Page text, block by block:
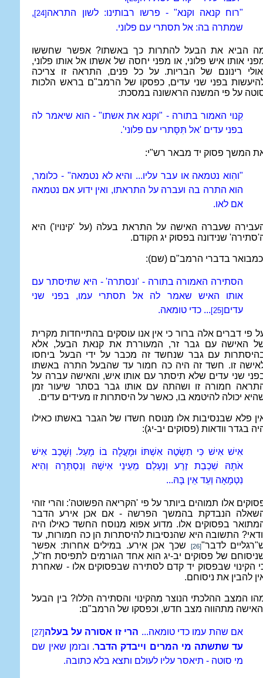
"רוח קנאה וקנא" - פרשו רבותינו: לשון התראה [24]
,
שמתרה בה: אל תסתרי עם פלוני.
הביא את הבעל להתרות כך באשתו? אפשר שחששו
אותו איש פלוני, או מפני יחסה של אשתו אל אותו פלוני,
רינונם של הבריות. על כל פנים, התראה זו צריכה
בפני שני עדים, כפסקו של הרמב"ם בראש הלכות
על פי המשנה הראשונה במסכת:
קִנוי האמור בתורה - "וקנא את אשתו" - הוא שיאמר לה
בפני עדים 'אל תִּסָּתרי עם פלוני'.
המשך פסוק יד מבאר רש"י:
"והִוא נטמאה או עבר עליו... והיא לא נטמאה" - כלומר,
הוא התרה בה ועברה על התראתו, ואין ידוע אם נטמאה
אם לאו.
שעברה האישה על התראת בעלה (על 'קינויו') היא
שנידונה בפסוק יג הקודם.
בדברי הרמב"ם (שם):
הסתירה האמורה בתורה - 'ונסתרה' - היא שתיסתר עם
אותו האיש שאמר לה אל תסתרי עמו, בפני שני
עדים [25] ... כדי טומאה.
פי דברים אלה ברור כי אין אנו עוסקים בהתייחדות מקרית
האישה עם גבר זר, המעוררת את קנאת הבעל, אלא
עם גבר שנחשד זה מכבר על ידי הבעל ביחסו
זו. חשד זה היה כה חמור עד שהבעל התרה באשתו
שני עדים שלא תיסתר עם אותו איש, והאישה עברה על
חמורה זו ושהתה עם אותו גבר בסתר שיעור זמן
יכולה להיטמא בו, כאשר על היסתרות זו מעידים עדים.
פלא שבנסיבות אלו מנוסח חשדו של הגבר באשתו כאילו
בגדר וודאות (פסוקים יב-יג):
אִישׁ אִישׁ כִּי תִשְׂטֶה אִשְׁתּוֹ וּמָעֲלָה בוֹ מָעַל. וְשָׁכַב אִישׁ
אֹתָהּ שִׁכְבַת זֶרַע וְנֶעְלַם מֵעֵינֵי אִישָׁהּ וְנִסְתְּרָה וְהִיא
נִטְמָאָה וְעֵד אֵין בָּהּ...
אלו תמוהים ביותר על פי 'הקריאה הפשוטה': והרי זוהי
הנבדקת בהמשך הפרשה - אם אכן אירע הדבר
בפסוקים אלו. מדוע אפוא מנוסח החשד כאילו היה
התשובה היא שהנסיבות להיסתרות הן כה חמורות, עד
לדבר"[26]
שכך אכן אירע. במילים אחרות: אפשר
של פסוקים יב-יג הוא אחד הגורמים לתפיסת חז"ל,
הקינוי שבפסוק יד קדם לסתירה שבפסוקים אלו - שאחרת
להבין את ניסוחם.
המצב ההלכתי הנוצר מהקינוי והסתירה הללו? בין הבעל
מתהווה מצב חדש, וכפסקו של הרמב"ם:
אם שהת עמו כדי טומאה... הרי זו אסורה על בעלה [27]
עד שתשתה מי המרים וייבדק הדבר. ובזמן שאין שם
מי סוטה - תיאסר עליו לעולם ותצא בלא כתובה.